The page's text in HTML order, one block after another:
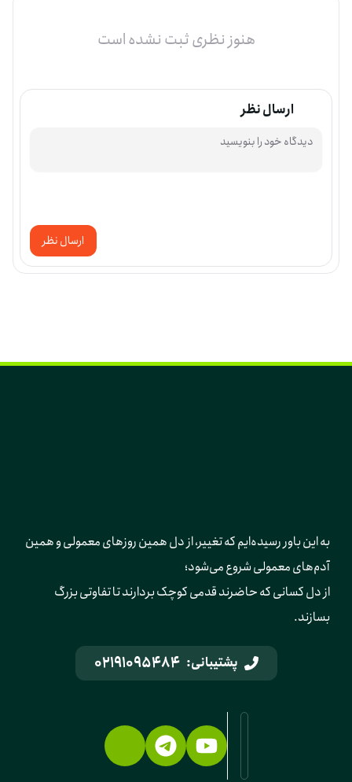
هنوز نظری ثبت نشده است
ارسال نظر
ارسال نظر
به این باور رسیده‌ایم که تغییر، از دل همین روزهای معمولی و همین
آدم‌های معمولی شروع می‌شود؛
از دل کسانی که حاضرند قدمی کوچک بردارند تا تفاوتی بزرگ
بسازند.
پشتیبانی: 02191095484